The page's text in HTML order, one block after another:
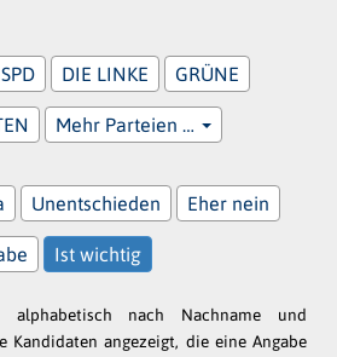
SPD DIE LINKE GRÜNE
Mehr Parteien …
Unentschieden Eher nein
Ist wichtig
alphabetisch nach Nachname und
Kandidaten angezeigt, die eine Angabe